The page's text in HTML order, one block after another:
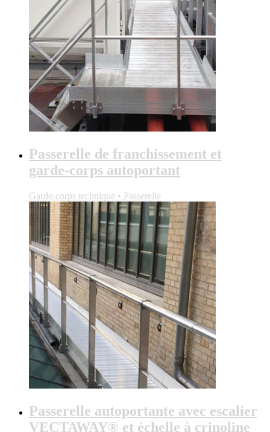
Passerelle de franchissement et
garde-corps autoportant
Garde-corps technique • Passerelle
Passerelle autoportante avec escalier
VECTAWAY® et échelle à crinoline